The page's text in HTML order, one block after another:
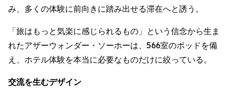
み、多くの体験に前向きに踏み出せる滞在へと誘う。
「旅はもっと気楽に感じられるもの」という信念から生ま
れたアザーウォンダー・ソーホーは、566室のポッドを備
え、ホテル体験を本当に必要なものだけに絞っている。
交流を生むデザイン